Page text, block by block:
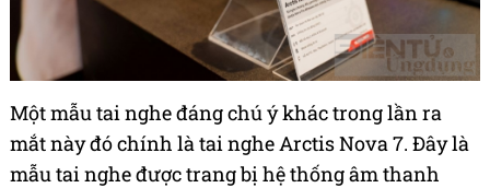
Mộtmẫu tai nghe đáng chú ý khác trong lần ra
mắt này đó chính là tai nghe Arctis Nova 7. Đây là
mẫu tai nghe được trang bị hệ thống âm thanh